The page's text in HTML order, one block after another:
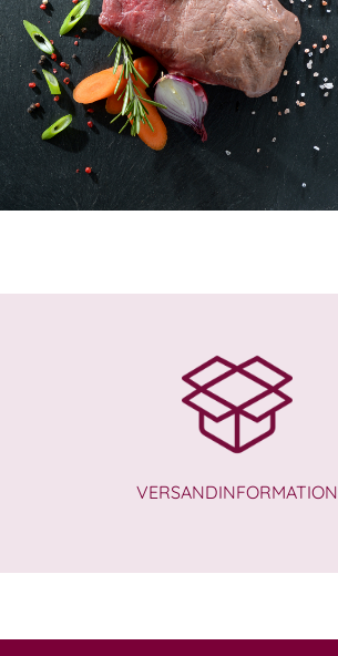
WISSEN wo`s herkommt!
10,99 €
VERSANDINFORMATION